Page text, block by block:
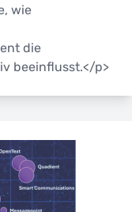
wie
die
beeinflusst.</p>